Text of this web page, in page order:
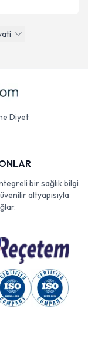
Diyet
bir sağlık bilgi
altyapısıyla